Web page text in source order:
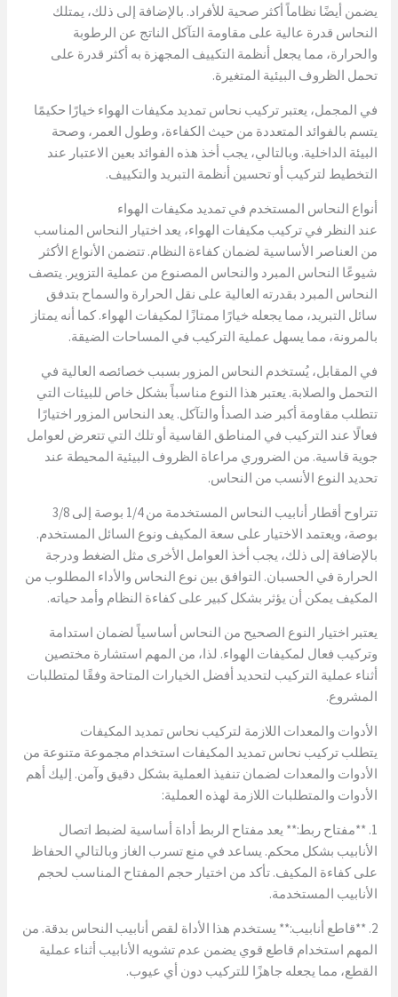
يضمن أيضًا نظاماً أكثر صحية للأفراد. بالإضافة إلى ذلك، يمتلك
النحاس قدرة عالية على مقاومة التآكل الناتج عن الرطوبة
والحرارة، مما يجعل أنظمة التكييف المجهزة به أكثر قدرة على
تحمل الظروف البيئية المتغيرة.
في المجمل، يعتبر تركيب نحاس تمديد مكيفات الهواء خيارًا حكيمًا
يتسم بالفوائد المتعددة من حيث الكفاءة، وطول العمر، وصحة
البيئة الداخلية. وبالتالي، يجب أخذ هذه الفوائد بعين الاعتبار عند
التخطيط لتركيب أو تحسين أنظمة التبريد والتكييف.
أنواع النحاس المستخدم في تمديد مكيفات الهواء
عند النظر في تركيب مكيفات الهواء، يعد اختيار النحاس المناسب
من العناصر الأساسية لضمان كفاءة النظام. تتضمن الأنواع الأكثر
شيوعًا النحاس المبرد والنحاس المصنوع من عملية التزوير. يتصف
النحاس المبرد بقدرته العالية على نقل الحرارة والسماح بتدفق
سائل التبريد، مما يجعله خيارًا ممتازًا لمكيفات الهواء. كما أنه يمتاز
بالمرونة، مما يسهل عملية التركيب في المساحات الضيقة.
في المقابل، يُستخدم النحاس المزور بسبب خصائصه العالية في
التحمل والصلابة. يعتبر هذا النوع مناسباً بشكل خاص للبيئات التي
تتطلب مقاومة أكبر ضد الصدأ والتآكل. يعد النحاس المزور اختيارًا
فعالًا عند التركيب في المناطق القاسية أو تلك التي تتعرض لعوامل
جوية قاسية. من الضروري مراعاة الظروف البيئية المحيطة عند
تحديد النوع الأنسب من النحاس.
تتراوح أقطار أنابيب النحاس المستخدمة من 1/4 بوصة إلى 3/8
بوصة، ويعتمد الاختيار على سعة المكيف ونوع السائل المستخدم.
بالإضافة إلى ذلك، يجب أخذ العوامل الأخرى مثل الضغط ودرجة
الحرارة في الحسبان. التوافق بين نوع النحاس والأداء المطلوب من
المكيف يمكن أن يؤثر بشكل كبير على كفاءة النظام وأمد حياته.
يعتبر اختيار النوع الصحيح من النحاس أساسياً لضمان استدامة
وتركيب فعال لمكيفات الهواء. لذا، من المهم استشارة مختصين
أثناء عملية التركيب لتحديد أفضل الخيارات المتاحة وفقًا لمتطلبات
المشروع.
الأدوات والمعدات اللازمة لتركيب نحاس تمديد المكيفات
يتطلب تركيب نحاس تمديد المكيفات استخدام مجموعة متنوعة من
الأدوات والمعدات لضمان تنفيذ العملية بشكل دقيق وآمن. إليك أهم
الأدوات والمتطلبات اللازمة لهذه العملية:
1. **مفتاح ربط:** يعد مفتاح الربط أداة أساسية لضبط اتصال
الأنابيب بشكل محكم. يساعد في منع تسرب الغاز وبالتالي الحفاظ
على كفاءة المكيف. تأكد من اختيار حجم المفتاح المناسب لحجم
الأنابيب المستخدمة.
2. **قاطع أنابيب:** يستخدم هذا الأداة لقص أنابيب النحاس بدقة. من
المهم استخدام قاطع قوي يضمن عدم تشويه الأنابيب أثناء عملية
القطع، مما يجعله جاهزًا للتركيب دون أي عيوب.